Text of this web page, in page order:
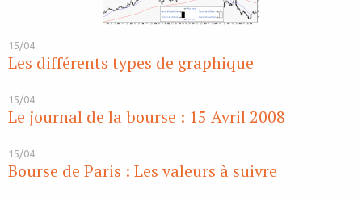
15/04
Les différents types de graphique
15/04
Le journal de la bourse : 15 Avril 2008
15/04
Bourse de Paris : Les valeurs à suivre